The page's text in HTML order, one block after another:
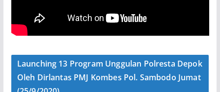
Launching 13 Program Unggulan Polresta Depok
Oleh Dirlantas PMJ Kombes Pol. Sambodo Jumat